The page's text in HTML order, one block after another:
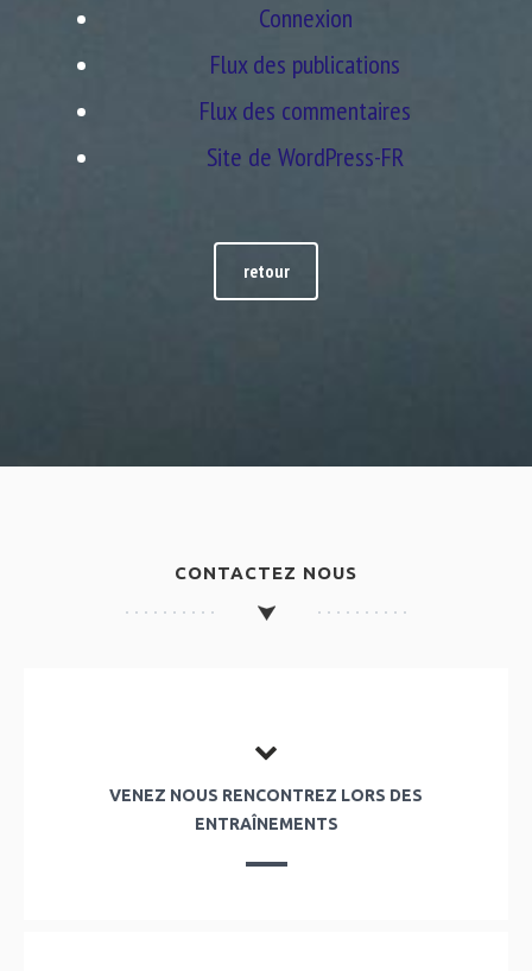
Connexion
Flux des publications
Flux des commentaires
Site de WordPress-FR
retour
CONTACTEZ NOUS
VENEZ NOUS RENCONTREZ LORS DES
ENTRAÎNEMENTS